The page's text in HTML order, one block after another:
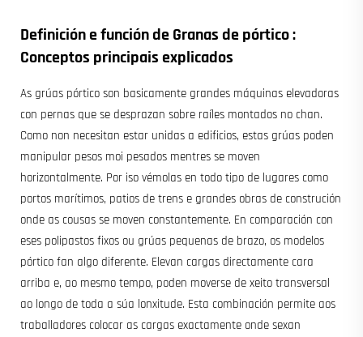
Definición e función de Granas de pórtico:
Conceptos principais explicados
As grúas pórtico son basicamente grandes máquinas elevadoras
con pernas que se desprazan sobre raíles montados no chan.
Como non necesitan estar unidas a edificios, estas grúas poden
manipular pesos moi pesados mentres se moven
horizontalmente. Por iso vémolas en todo tipo de lugares como
portos marítimos, patios de trens e grandes obras de construción
onde as cousas se moven constantemente. En comparación con
eses polipastos fixos ou grúas pequenas de brazo, os modelos
pórtico fan algo diferente. Elevan cargas directamente cara
arriba e, ao mesmo tempo, poden moverse de xeito transversal
ao longo de toda a súa lonxitude. Esta combinación permite aos
traballadores colocar as cargas exactamente onde sexan